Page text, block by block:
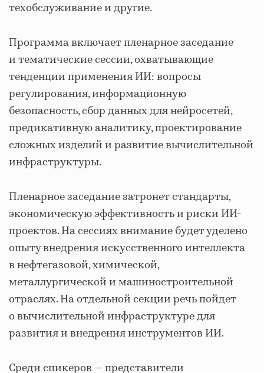
техобслуживание и другие.
Программа включает пленарное заседание
и тематические сессии, охватывающие
тенденции применения ИИ: вопросы
регулирования, информационную
безопасность, сбор данных для нейросетей,
предикативную аналитику, проектирование
сложных изделий и развитие вычислительной
инфраструктуры.
Пленарное заседание затронет стандарты,
экономическую эффективность и риски ИИ-
проектов. На сессиях внимание будет уделено
опыту внедрения искусственного интеллекта
в нефтегазовой, химической,
металлургической и машиностроительной
отраслях. На отдельной секции речь пойдет
о вычислительной инфраструктуре для
развития и внедрения инструментов ИИ.
Среди спикеров — представители